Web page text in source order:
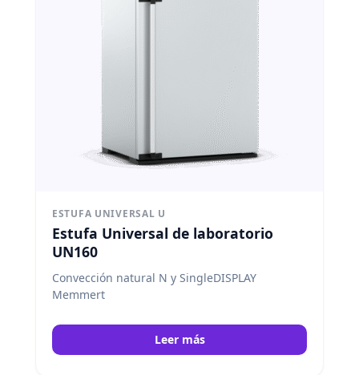
ESTUFA UNIVERSAL U
Estufa Universal de laboratorio
UN160
Convección natural N y SingleDISPLAY
Memmert
Leer más